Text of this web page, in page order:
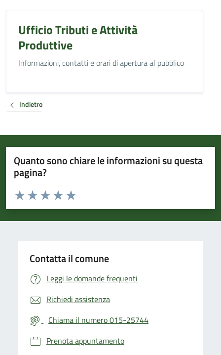
Ufficio Tributi e Attività
Produttive
Informazioni, contatti e orari di apertura al pubblico
Indietro
Quanto sono chiare le informazioni su questa
pagina?
Valuta da 1 a 5 stelle la pagina
Valuta 5 stelle su 5
Valuta 4 stelle su 5
Valuta 3 stelle su 5
Valuta 2 stelle su 5
Valuta 1 stelle su 5
Contatta il comune
Leggi le domande frequenti
Richiedi assistenza
Chiama il numero 015-25744
Prenota appuntamento